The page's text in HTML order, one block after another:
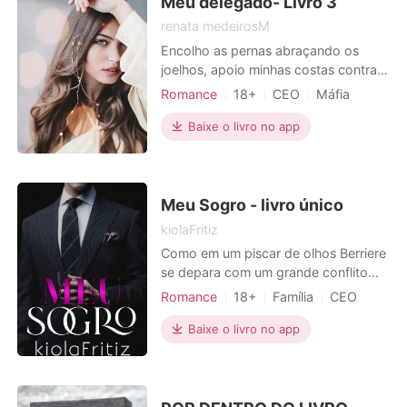
renata medeirosM
Encolho as pernas abraçando os
joelhos, apoio minhas costas contra o
azulejo frio da parede. Fecho os
lágrimas que descem por meu rosto.
Só peço que pare, por favor. Mais,
por favor, pare Spencer - implo
Romance 18+ CEO
Máfia
Paixão / Erótica
Baixe o livro no app
Meu Sogro - livro único
kiolaFritiz
Como em um piscar de olhos Berriere
se depara com um grande conflito
quando percebe que o conceito de
conquistado, na verdade, nunca
existiu de fato e viu tudo se
Romance 18+ Família
CEO
Medrosa
Paixão / Erótica
Baixe o livro no app